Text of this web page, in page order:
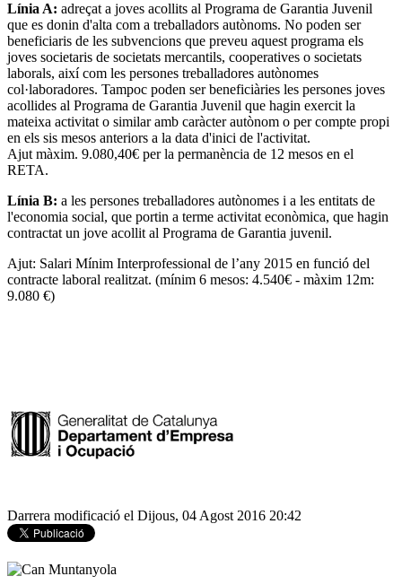
Línia A: adreçat a joves acollits al Programa de Garantia Juvenil
que es donin d'alta com a treballadors autònoms. No poden ser
beneficiaris de les subvencions que preveu aquest programa els
joves societaris de societats mercantils, cooperatives o societats
laborals, així com les persones treballadores autònomes
col·laboradores. Tampoc poden ser beneficiàries les persones joves
acollides al Programa de Garantia Juvenil que hagin exercit la
mateixa activitat o similar amb caràcter autònom o per compte propi
en els sis mesos anteriors a la data d'inici de l'activitat.
Ajut màxim. 9.080,40€ per la permanència de 12 mesos en el
RETA.
Línia B: a les persones treballadores autònomes i a les entitats de
l'economia social, que portin a terme activitat econòmica, que hagin
contractat un jove acollit al Programa de Garantia juvenil.
Ajut: Salari Mínim Interprofessional de l’any 2015 en funció del
contracte laboral realitzat. (mínim 6 mesos: 4.540€ - màxim 12m:
9.080 €)
Darrera modificació el Dijous, 04 Agost 2016 20:42